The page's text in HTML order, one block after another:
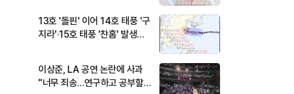
13호 '돌핀' 이어 14호 태풍 '구
지라'·15호 태풍 '찬홈' 발생…
이상준, LA 공연 논란에 사과
"너무 죄송…연구하고 공부할